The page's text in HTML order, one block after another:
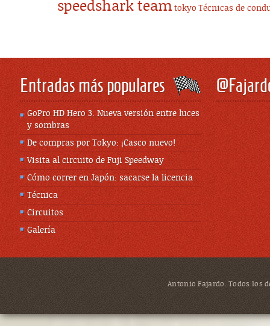
speedshark team tokyo Técnicas de
Entradas más populares
GoPro HD Hero 3. Nueva versión entre luces
y sombras
De compras por Tokyo: ¡Casco nuevo!
Visita al circuito de Fuji Speedway
Cómo correr en Japón: sacarse la licencia
Técnica
Circuitos
Galería
Antonio Fajardo. Todos los